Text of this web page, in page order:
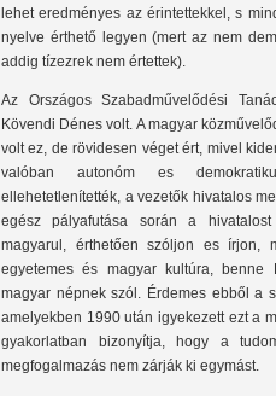
lehet eredményes az érintettekkel, s
nyelve érthető legyen (mert az nem
addig tízezrek nem értettek).
Az Országos Szabadművelődési
Kövendi Dénes volt. A magyar
volt ez, de rövidesen véget ért, mivel
valóban autonóm es
ellehetetlenítették, a vezetők hivatalos
egész pályafutása során a
magyarul, érthetően szóljon es írjon,
egyetemes és magyar kultúra, benne
magyar népnek szól. Érdemes ebből a
amelyekben 1990 után igyekezett ezt a
gyakorlatban bizonyítja, hogy a
megfogalmazás nem zárják ki egymást.